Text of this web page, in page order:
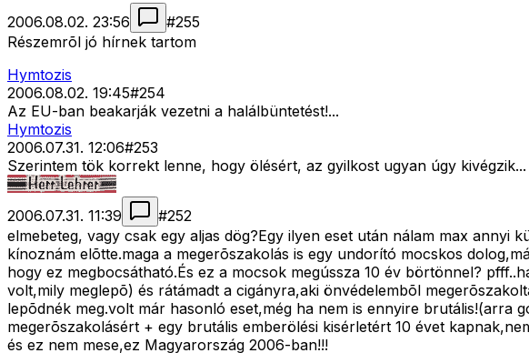
2006.08.02. 23:56 #255
Részemrõl jó hírnek tartom
Hymtozis
2006.08.02. 19:45#254
Az EU-ban beakarják vezetni a halálbüntetést!...
Hymtozis
2006.07.31. 12:06#253
Szerintem tök korrekt lenne, hogy ölésért, az gyilkost ugyan úgy kivégzik...
2006.07.31. 11:39 #252
elmebeteg, vagy csak egy aljas dög?Egy ilyen eset után nálam max annyi
kínoznám elõtte.maga a megerõszakolás is egy undorító mocskos
hogy ez megbocsátható.És ez a mocsok megússza 10 év börtönnel?
volt,mily meglepõ) és rátámadt a cigányra,aki önvédelembõl
lepõdnék meg.volt már hasonló eset,még ha nem is ennyire
megerõszakolásért + egy brutális emberölési kisérletért 10 évet
és ez nem mese,ez Magyarország 2006-ban!!!